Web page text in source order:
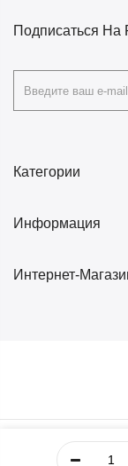
Категории
Информация
Интернет-
Подписаться На